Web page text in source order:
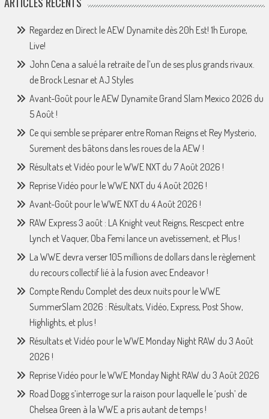
Regardez en Direct le AEW Dynamite dès 20h Est! 1h Europe,
Live!
John Cena a salué la retraite de l’un de ses plus grands rivaux.
de Brock Lesnar et AJ Styles
Avant-Goût pour le AEW Dynamite Grand Slam Mexico 2026 du
5 Août !
Ce qui semble se préparer entre Roman Reigns et Rey Mysterio,
Surement des bâtons dans les roues de la AEW !
Résultats et Vidéo pour le WWE NXT du 7 Août 2026 !
Reprise Vidéo pour le WWE NXT du 4 Août 2026 !
Avant-Goût pour le WWE NXT du 4 Août 2026 !
RAW Express 3 août : LA Knight veut Reigns, Rescpect entre
Lynch et Vaquer, Oba Femi lance un avetissement, et Plus !
La WWE devra verser 105 millions de dollars dans le règlement
du recours collectif lié à la fusion avec Endeavor !
Compte Rendu Complet des deux nuits pour le WWE
SummerSlam 2026 : Résultats, Vidéo, Express, Post Show,
Highlights, et plus !
Résultats et Vidéo pour le WWE Monday Night RAW du 3 Août
2026 !
Reprise Vidéo pour le WWE Monday Night RAW du 3 Août 2026
Road Dogg s’interroge sur la raison pour laquelle le ‘push’ de
Chelsea Green à la WWE a pris autant de temps !